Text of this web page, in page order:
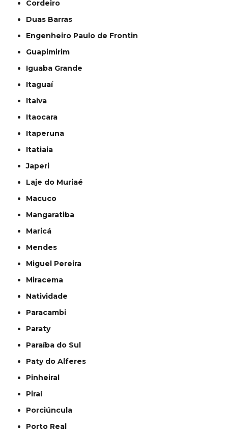
Cordeiro
Duas Barras
Engenheiro Paulo de Frontin
Guapimirim
Iguaba Grande
Itaguaí
Italva
Itaocara
Itaperuna
Itatiaia
Japeri
Laje do Muriaé
Macuco
Mangaratiba
Maricá
Mendes
Miguel Pereira
Miracema
Natividade
Paracambi
Paraty
Paraíba do Sul
Paty do Alferes
Pinheiral
Piraí
Porciúncula
Porto Real